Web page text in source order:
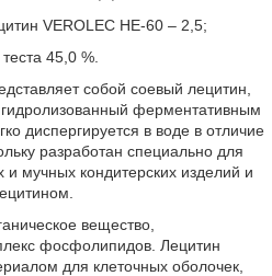
VEROLEC HE-60 – 2,5;
45,0 %.
собой соевый лецитин,
гидролизованный ферментативным
диспергируется в воде в отличие
разработан специально для
и мучных кондитерских изделий и
вещество,
фосфолипидов. Лецитин
для клеточных оболочек,